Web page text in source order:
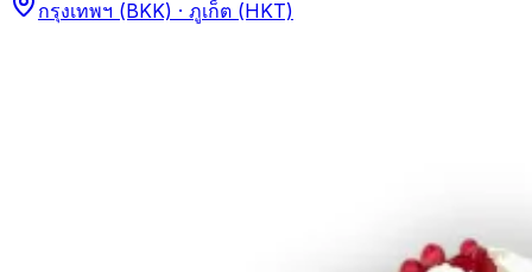
กรุงเทพฯ (BKK) · ภูเก็ต (HKT)